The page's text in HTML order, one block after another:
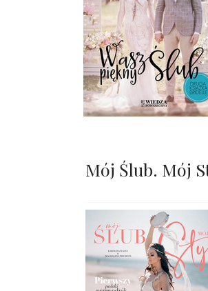
Mój Ślub. Mój